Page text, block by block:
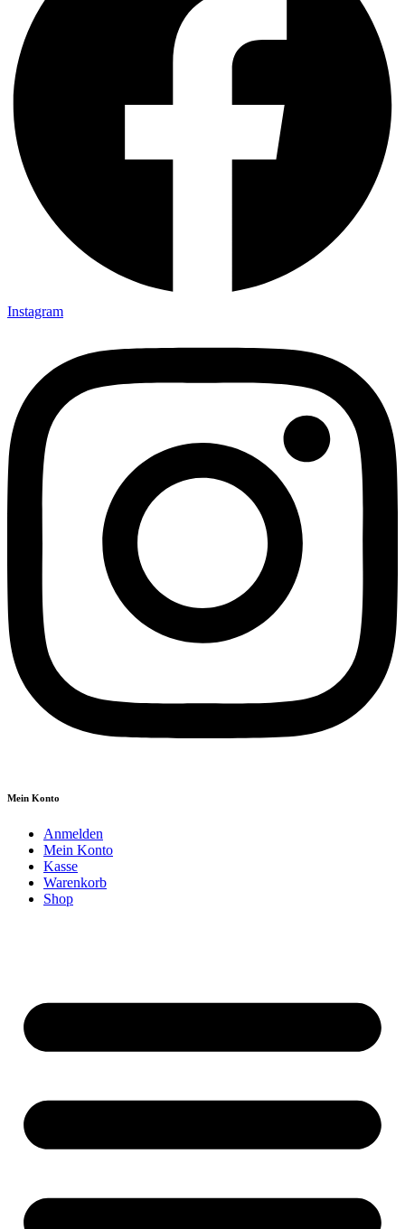
Instagram
Mein Konto
Anmelden
Mein Konto
Kasse
Warenkorb
Shop